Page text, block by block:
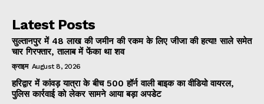
Latest Posts
सुल्तानपुर में 48 लाख की जमीन की रकम के लिए जीजा की हत्या! साले समेत
चार गिरफ्तार, तालाब में फेंका था शव
क्राइम August 8, 2026
हरिद्वार में कांवड़ यात्रा के बीच 500 हॉर्न वाली बाइक का वीडियो वायरल,
पुलिस कार्रवाई को लेकर सामने आया बड़ा अपडेट